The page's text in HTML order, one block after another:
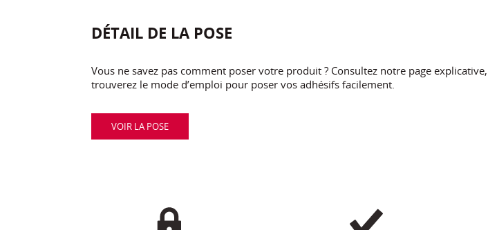
DÉTAIL DE LA POSE
Vous ne savez pas comment poser votre produit ? Consultez notre page
trouverez le mode d’emploi pour poser vos adhésifs facilement.
VOIR LA POSE